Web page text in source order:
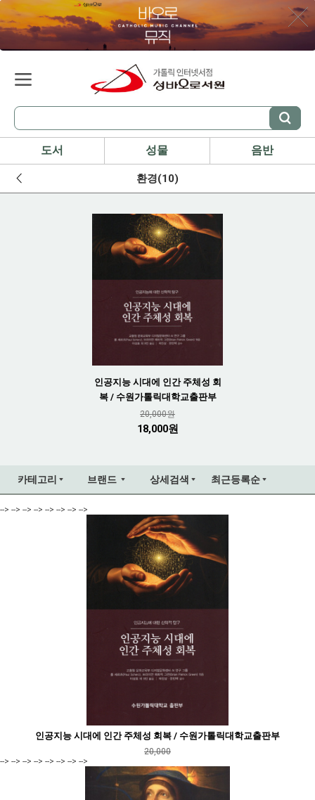
도서 성물 음반
환경(10)
인공지능 시대에 인간 주체성 회
복 / 수원가톨릭대학교출판부
20,000원
18,000원
카테고리 브랜드 상세검색 최근등록순
--> --> --> --> --> --> --> -->
인공지능 시대에 인간 주체성 회복 / 수원가톨릭대학교출판부
20,000
--> --> --> --> --> --> --> -->